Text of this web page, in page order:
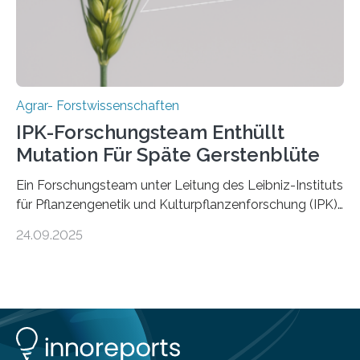
Forschungsgruppe hat die Evolution und…
Agrar- Forstwissenschaften
IPK-Forschungsteam Enthüllt
Mutation Für Späte Gerstenblüte
Ein Forschungsteam unter Leitung des Leibniz-Instituts
für Pflanzengenetik und Kulturpflanzenforschung (IPK)
entdeckt, das Gerste in Regionen mit langen
Sammlungen von Wild- und domestizierter Gerste
analysierten, konnten auch zeigen, dass die Mutation
24.09.2025